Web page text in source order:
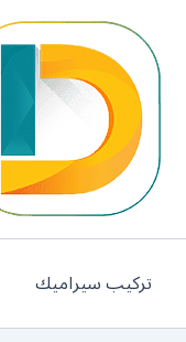
تركيب سيراميك